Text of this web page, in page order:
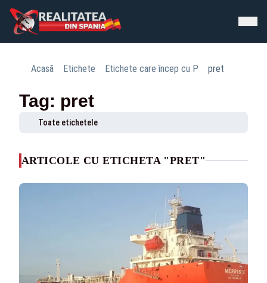
Acasă Etichete Etichete care încep cu P pret
Tag: pret
Toate etichetele
ARTICOLE CU ETICHETA "PRET"